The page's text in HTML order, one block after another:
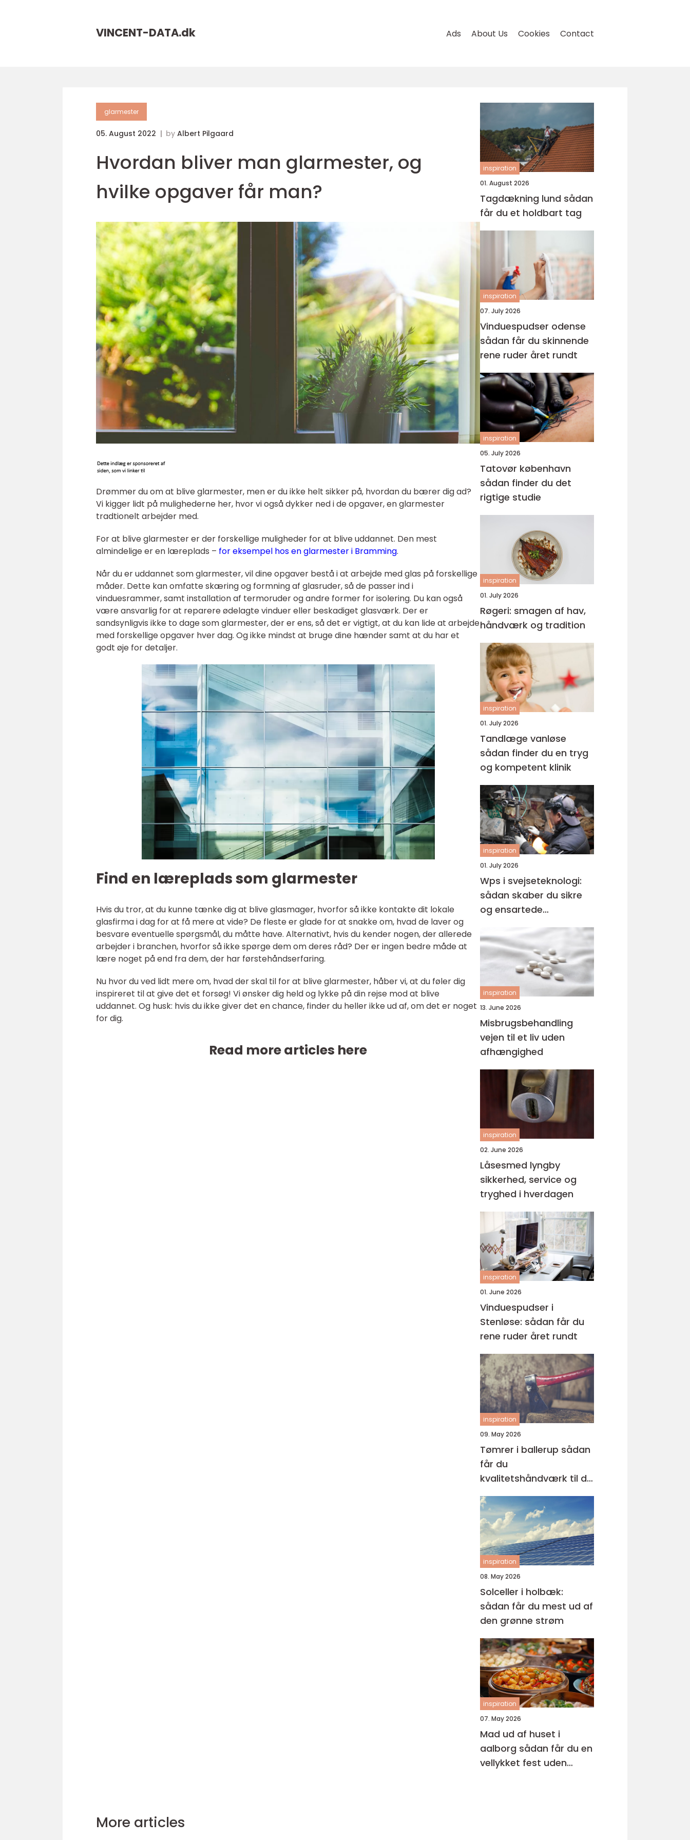
VINCENT-DATA.dk Ads About Us Cookies Contact
glarmester
05. August 2022 by Albert Pilgaard
Hvordan bliver man glarmester, og
hvilke opgaver får man?
Drømmer du om at blive glarmester, men er du ikke helt sikker på, hvordan du bærer dig ad?
Vi kigger lidt på mulighederne her, hvor vi også dykker ned i de opgaver, en glarmester
tradtionelt arbejder med.
For at blive glarmester er der forskellige muligheder for at blive uddannet. Den mest
almindelige er en læreplads – for eksempel hos en glarmester i Bramming.
Når du er uddannet som glarmester, vil dine opgaver bestå i at arbejde med glas på forskellige
måder. Dette kan omfatte skæring og formning af glasruder, så de passer ind i
vinduesrammer, samt installation af termoruder og andre former for isolering. Du kan også
være ansvarlig for at reparere ødelagte vinduer eller beskadiget glasværk. Der er
sandsynligvis ikke to dage som glarmester, der er ens, så det er vigtigt, at du kan lide at arbejde
med forskellige opgaver hver dag. Og ikke mindst at bruge dine hænder samt at du har et
godt øje for detaljer.
Find en læreplads som glarmester
Hvis du tror, at du kunne tænke dig at blive glasmager, hvorfor så ikke kontakte dit lokale
glasfirma i dag for at få mere at vide? De fleste er glade for at snakke om, hvad de laver og
besvare eventuelle spørgsmål, du måtte have. Alternativt, hvis du kender nogen, der allerede
arbejder i branchen, hvorfor så ikke spørge dem om deres råd? Der er ingen bedre måde at
lære noget på end fra dem, der har førstehåndserfaring.
Nu hvor du ved lidt mere om, hvad der skal til for at blive glarmester, håber vi, at du føler dig
inspireret til at give det et forsøg! Vi ønsker dig held og lykke på din rejse mod at blive
uddannet. Og husk: hvis du ikke giver det en chance, finder du heller ikke ud af, om det er noget
for dig.
Read more articles here
inspiration
01. August 2026
Tagdækning lund sådan
får du et holdbart tag
inspiration
07. July 2026
Vinduespudser odense
sådan får du skinnende
rene ruder året rundt
inspiration
05. July 2026
Tatovør københavn
sådan finder du det
rigtige studie
inspiration
01. July 2026
Røgeri: smagen af hav,
håndværk og tradition
inspiration
01. July 2026
Tandlæge vanløse
sådan finder du en tryg
og kompetent klinik
inspiration
01. July 2026
Wps i svejseteknologi:
sådan skaber du sikre
og ensartede
inspiration
13. June 2026
Misbrugsbehandling
vejen til et liv uden
afhængighed
inspiration
02. June 2026
Låsesmed lyngby
sikkerhed, service og
tryghed i hverdagen
inspiration
01. June 2026
Vinduespudser i
Stenløse: sådan får du
rene ruder året rundt
inspiration
09. May 2026
Tømrer i ballerup sådan
får du
kvalitetshåndværk til dit
næste projekt
inspiration
08. May 2026
Solceller i holbæk:
sådan får du mest ud af
den grønne strøm
inspiration
07. May 2026
Mad ud af huset i
aalborg sådan får du en
vellykket fest uden
More articles